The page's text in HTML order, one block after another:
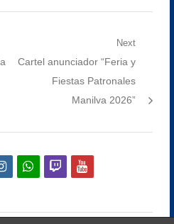
Next
Next
Cartel anunciador “Feria y
Fiestas Patronales
Manilva 2026”
instagramwhatsapp
twitchyoutube